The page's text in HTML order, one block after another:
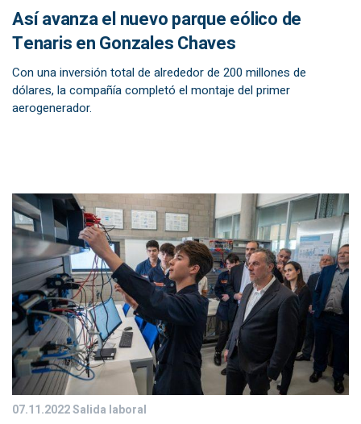
Así avanza el nuevo parque eólico de
Tenaris en Gonzales Chaves
Con una inversión total de alrededor de 200 millones de
dólares, la compañía completó el montaje del primer
aerogenerador.
07.11.2022Salida laboral